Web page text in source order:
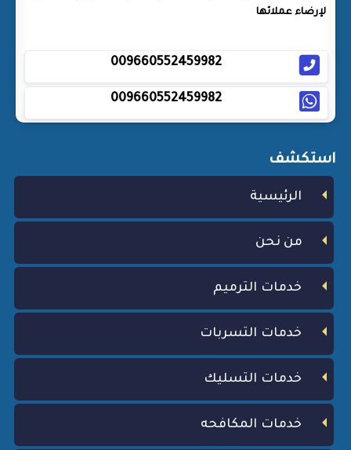
لإرضاء عملائها
009660552459982
009660552459982
استكشف
الرئيسية
من نحن
خدمات الترميم
خدمات التسربات
خدمات التسليك
خدمات المكافحه